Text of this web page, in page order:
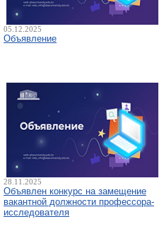
05.12.2025
Объявление
28.11.2025
Объявлен конкурс на замещение
вакантной должности профессора-
исследователя